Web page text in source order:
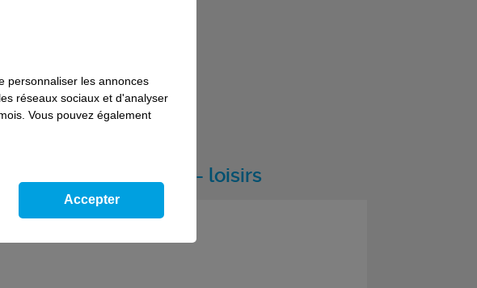
- tourisme - loisirs
personnaliser les annonces
réseaux sociaux et d'analyser
Vous pouvez également
Accepter